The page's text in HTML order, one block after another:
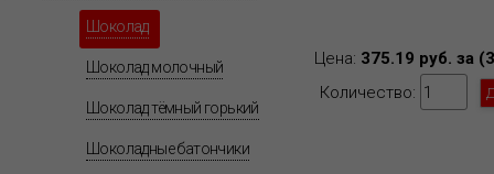
Шоколад
Шоколад молочный
Шоколад тёмный горький
Шоколадные батончики
Цена: 375.19 руб. за
Количество: